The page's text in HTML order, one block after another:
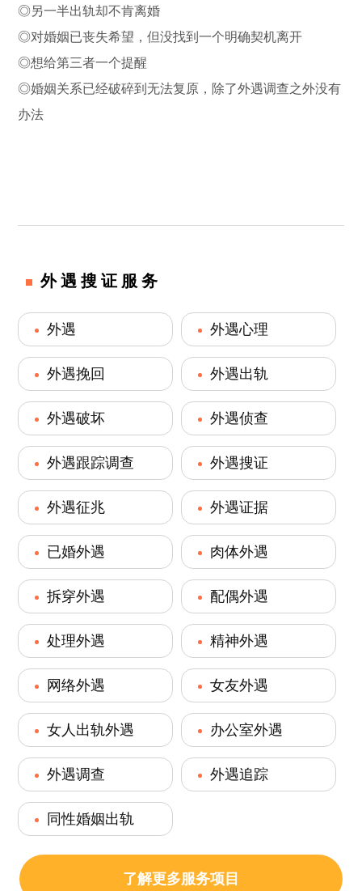
◎另一半出轨却不肯离婚
◎对婚姻已丧失希望，但没找到一个明确契机离开
◎想给第三者一个提醒
◎婚姻关系已经破碎到无法复原，除了外遇调查之外没有
办法
外遇搜证服务
外遇 外遇心理
外遇挽回 外遇出轨
外遇破坏 外遇侦查
外遇跟踪调查 外遇搜证
外遇征兆 外遇证据
已婚外遇 肉体外遇
拆穿外遇 配偶外遇
处理外遇 精神外遇
网络外遇 女友外遇
女人出轨外遇 办公室外遇
外遇调查 外遇追踪
同性婚姻出轨
了解更多服务项目